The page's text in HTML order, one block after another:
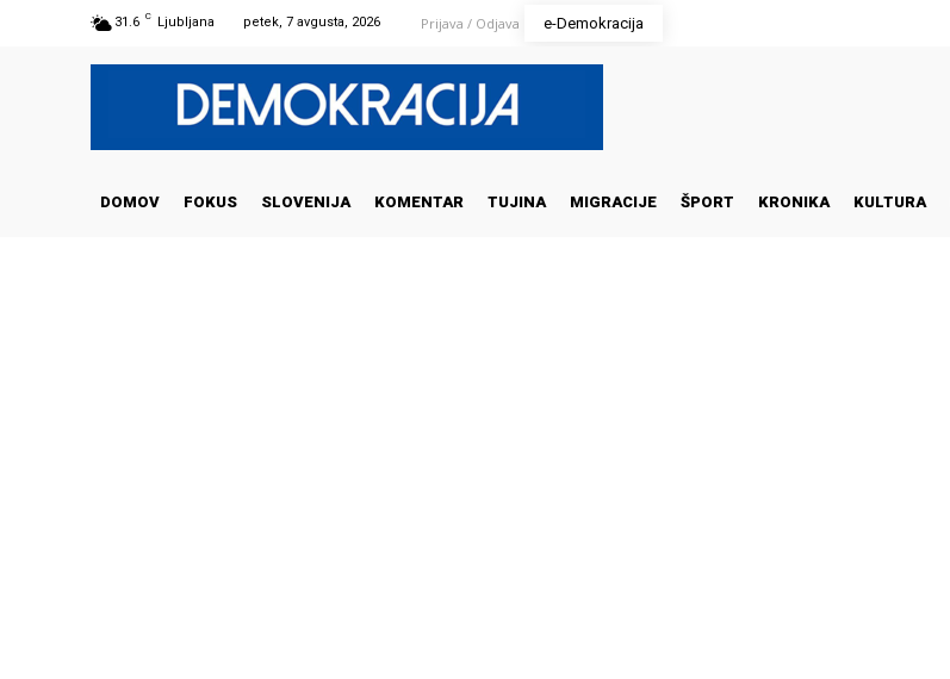
31.6 C Ljubljana petek, 7 avgusta, 2026 Prijava / Odjava e-Demokracija
DOMOV FOKUS SLOVENIJA KOMENTAR TUJINA MIGRACIJE ŠPORT KRONIKA KULTURA